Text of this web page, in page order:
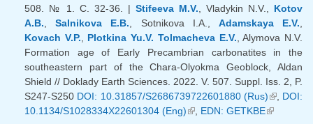
508. № 1. С. 32-36. | Stifeeva M.V. , Vladykin N.V., Kotov
A.B. ,Salnikova E.B. , Sotnikova I.A., Adamskaya E.V.
Kovach V.P.
Plotkina Yu.V. Tolmacheva E.V. , Alymova N.V.
Formation age of Early Precambrian carbonatites in the
southeastern part of the Chara-Olyokma Geoblock, Aldan
Shield // Doklady Earth Sciences. 2022. V. 507. Suppl. Iss. 2, P.
S247-S250 DOI: 10.31857/S2686739722601880 (Rus)(внешняя
ссылка)
, DOI:
10.1134/S1028334X22601304 (Eng)(внешняя ссылка)
EDN: GETKBE(внешняя